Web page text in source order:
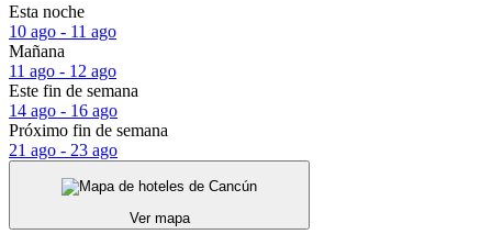
Esta noche
10 ago - 11 ago
Mañana
11 ago - 12 ago
Este fin de semana
14 ago - 16 ago
Próximo fin de semana
21 ago - 23 ago
Ver mapa